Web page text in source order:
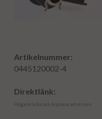
Artikelnummer:
0445120002-4
Direktlänk:
Högerklicka och kopiera adressen